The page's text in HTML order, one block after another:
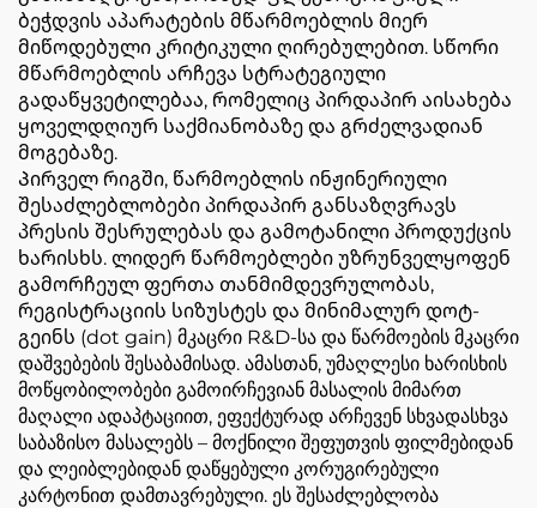
ბეჭდვის აპარატების მწარმოებლის მიერ
მიწოდებული კრიტიკული ღირებულებით. სწორი
მწარმოებლის არჩევა სტრატეგიული
გადაწყვეტილებაა, რომელიც პირდაპირ აისახება
ყოველდღიურ საქმიანობაზე და გრძელვადიან
მოგებაზე.
Პირველ რიგში, წარმოებლის ინჟინერიული
შესაძლებლობები პირდაპირ განსაზღვრავს
პრესის შესრულებას და გამოტანილი პროდუქცის
ხარისხს. ლიდერ წარმოებლები უზრუნველყოფენ
გამორჩეულ ფერთა თანმიმდევრულობას,
რეგისტრაციის სიზუსტეს და მინიმალურ დოტ-
გეინს (dot gain) მკაცრი R&D-სა და წარმოების მკაცრი
დაშვებების შესაბამისად. ამასთან, უმაღლესი ხარისხის
მოწყობილობები გამოირჩევიან მასალის მიმართ
მაღალი ადაპტაციით, ეფექტურად არჩევენ სხვადასხვა
საბაზისო მასალებს – მოქნილი შეფუთვის ფილმებიდან
და ლეიბლებიდან დაწყებული კორუგირებული
კარტონით დამთავრებული. ეს შესაძლებლობა